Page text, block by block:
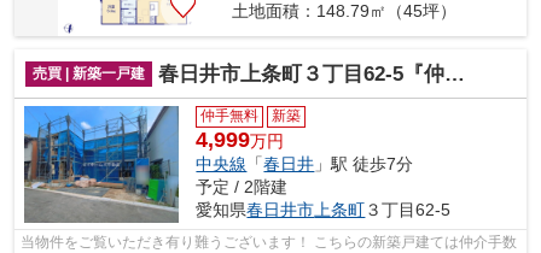
土地面積：148.79㎡（45坪）
売買 | 新築一戸建 春日井市上条町３丁目62-5『仲介料無料』新築戸建て
仲手無料 新築
4,999万円
中央線 「春日井 」駅 徒歩7分
予定 / 2階建
愛知県春日井市上条町３丁目62-5
当物件をご覧いただき有り難うございます！ こちらの新築戸建ては仲介手数